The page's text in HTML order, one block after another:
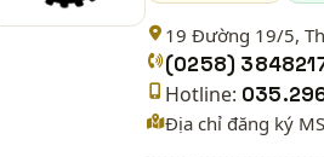
19 Đường 19/5,
(0258)
Hotline:
Địa chỉ đăng ký